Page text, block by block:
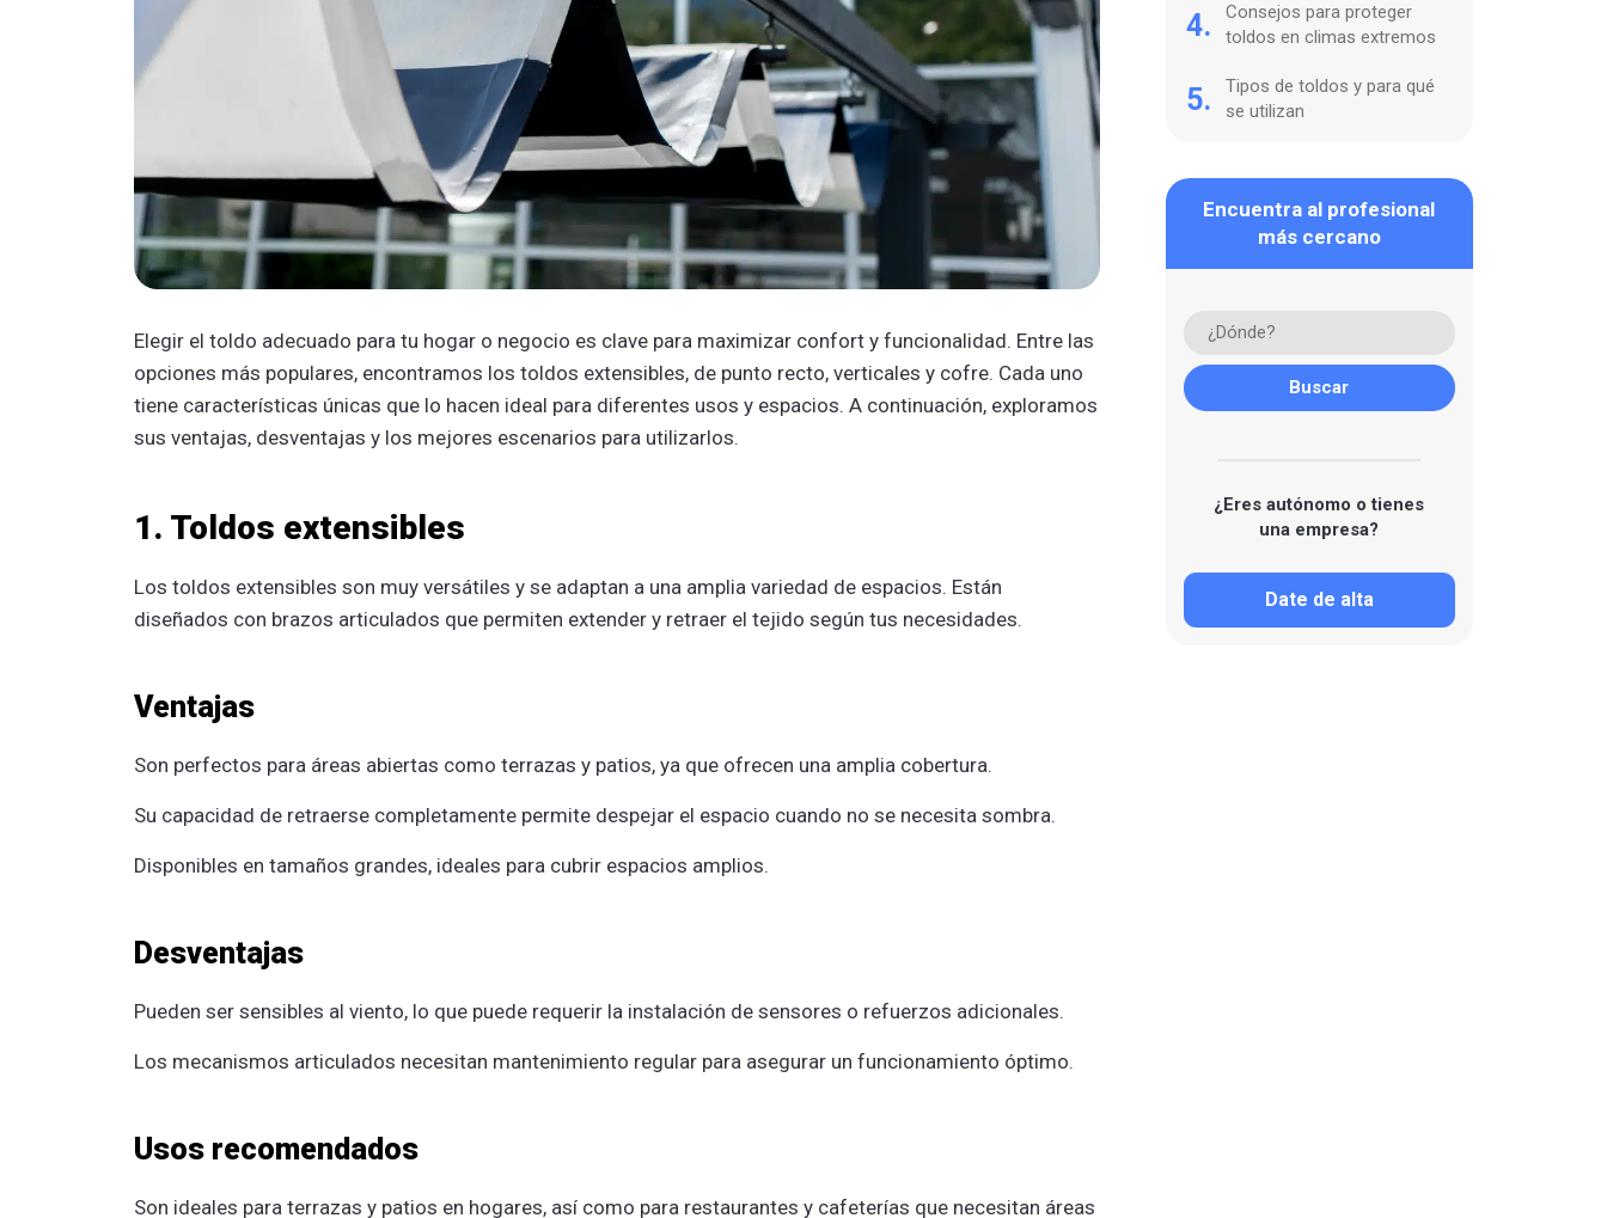
Elegir el toldo adecuado para tu hogar o negocio es clave para maximizar confort y funcionalidad. Entre las
opciones más populares, encontramos los toldos extensibles, de punto recto, verticales y cofre. Cada uno
tiene características únicas que lo hacen ideal para diferentes usos y espacios. A continuación, exploramos
sus ventajas, desventajas y los mejores escenarios para utilizarlos.
1. Toldos extensibles
Los toldos extensibles son muy versátiles y se adaptan a una amplia variedad de espacios. Están
diseñados con brazos articulados que permiten extender y retraer el tejido según tus necesidades.
Ventajas
Son perfectos para áreas abiertas como terrazas y patios, ya que ofrecen una amplia cobertura.
Su capacidad de retraerse completamente permite despejar el espacio cuando no se necesita sombra.
Disponibles en tamaños grandes, ideales para cubrir espacios amplios.
Desventajas
Pueden ser sensibles al viento, lo que puede requerir la instalación de sensores o refuerzos adicionales.
Los mecanismos articulados necesitan mantenimiento regular para asegurar un funcionamiento óptimo.
Usos recomendados
Son ideales para terrazas y patios en hogares, así como para restaurantes y cafeterías que necesitan áreas
4.
Consejos para proteger
toldos en climas extremos
5.
Tipos de toldos y para qué
se utilizan
Encuentra al profesional
más cercano
¿Eres autónomo o tienes
una empresa?
Date de alta